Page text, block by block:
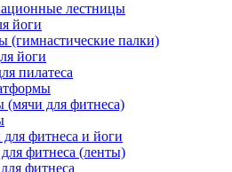
лестницы
йоги
(гимнастические палки)
йоги
пилатеса
(мячи для фитнеса)
фитнеса и йоги
фитнеса (ленты)
фитнеса